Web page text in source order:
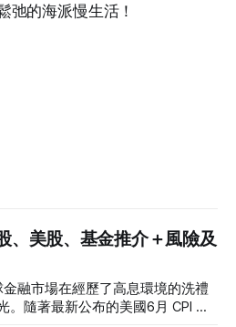
弛的海派慢生活！
、美股、基金推介＋風險及
融市場在經歷了高息環境的洗禮
。隨著最新公布的美國6月 CPI 同